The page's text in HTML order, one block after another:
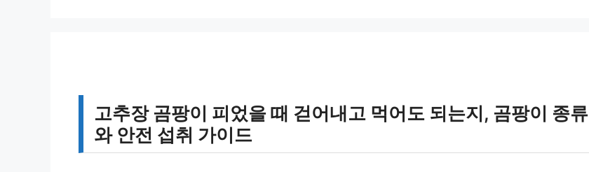
고추장 곰팡이 피었을 때 걷어내고 먹어도 되는지, 곰팡이 종류
와 안전 섭취 가이드